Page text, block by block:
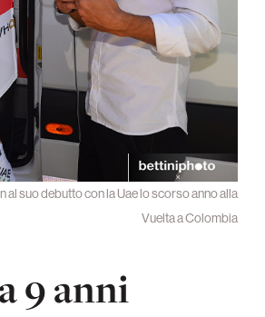
al suo debutto con la Uae lo scorso anno alla
Vuelta a Colombia
9 anni